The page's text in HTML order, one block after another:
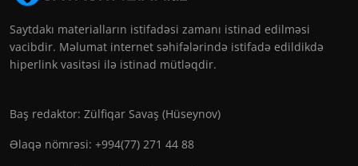
Saytdakı materialların istifadəsi zamanı istinad edilməsi
vacibdir. Məlumat internet səhifələrində istifadə edildikdə
hiperlink vasitəsi ilə istinad mütləqdir.
Baş redaktor: Zülfiqar Savaş (Hüseynov)
Əlaqə nömrəsi: +994(77) 271 44 88